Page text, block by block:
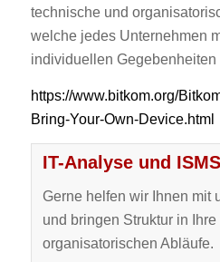
technische und
welche jedes Unternehmen
individuellen Gegebenheiten
https://www.bitkom.org/
Bring-Your-Own-Device.html
IT-Analyse und
Gerne helfen wir Ihnen mit
und bringen Struktur in
organisatorischen Abläufe.